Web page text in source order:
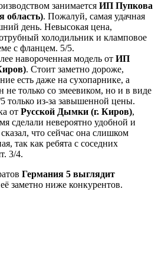
занимается ИП Пупкова
область). Пожалуй, самая удачная
день. Невысокая цена,
холодильник и кламповое
с фланцем. 5/5.
навороченная модель от ИП
. Стоит заметно дороже,
есть даже на сухопарнике, а
не только со змеевиком, но и в виде
только из-за завышенной цены.
от Русской Дымки (г. Киров),
сделали невероятно удобной и
что сейчас она слишком
так как ребята с соседних
3/4.
Германия 5 выглядит
заметно ниже конкурентов.